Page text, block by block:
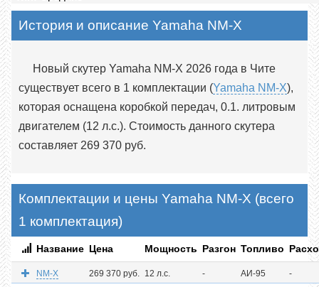
История и описание Yamaha NM-X
Новый скутер Yamaha NM-X 2026 года в Чите
существует всего в 1 комплектации (Yamaha NM-X),
которая оснащена коробкой передач, 0.1. литровым
двигателем (12 л.с.). Стоимость данного скутера
составляет 269 370 руб.
Комплектации и цены Yamaha NM-X (всего
1 комплектация)
Название Цена Мощность Разгон Топливо
NM-X 269 370 руб. 12 л.с. - АИ-95 -